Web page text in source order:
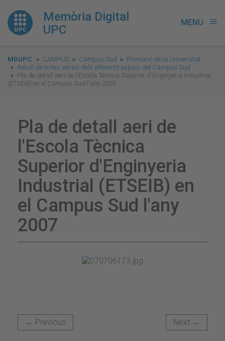
Memòria Digital
UPC
MENU menu
You
are
here:
MDUPC CAMPUS Campus Sud
Promoció de la Universitat
Recull de vistes aèries dels diferents espais del Campus Sud
Pla de detall aeri de l'Escola Tècnica Superior d'Enginyeria Industrial
(ETSEIB) en el Campus Sud l'any 2007
Pla de detall aeri de
l'Escola Tècnica
Superior d'Enginyeria
Industrial (ETSEIB) en
el Campus Sud l'any
2007
← Previous Next →